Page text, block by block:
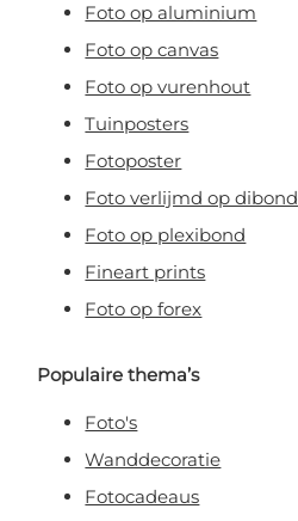
Foto op aluminium
Foto op canvas
Foto op vurenhout
Tuinposters
Fotoposter
Foto verlijmd op dibond
Foto op plexibond
Fineart prints
Foto op forex
Populaire thema’s
Foto's
Wanddecoratie
Fotocadeaus